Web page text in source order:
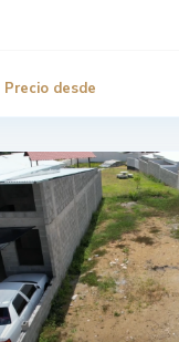
Precio desde